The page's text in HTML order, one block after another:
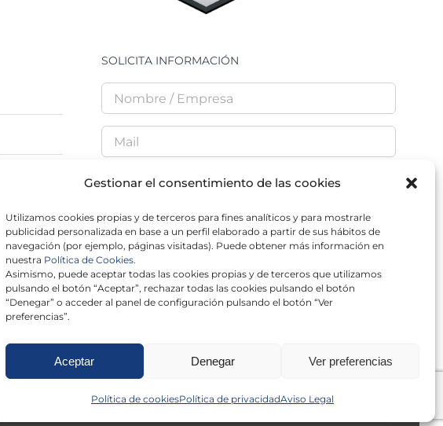
Gestionar el consentimiento de las cookies
Utilizamos cookies propias y de terceros para fines analíticos y para mostrarle
publicidad personalizada en base a un perfil elaborado a partir de sus hábitos de
navegación (por ejemplo, páginas visitadas). Puede obtener más información en
nuestra Política de Cookies.
Asimismo, puede aceptar todas las cookies propias y de terceros que utilizamos
pulsando el botón “Aceptar”, rechazar todas las cookies pulsando el botón
“Denegar” o acceder al panel de configuración pulsando el botón “Ver
preferencias”.
Aceptar Denegar Ver preferencias
Política de cookiesPolítica de privacidadAviso Legal
SOLICITA INFORMACIÓN
He leído y acepto laPolítica de Privacidad